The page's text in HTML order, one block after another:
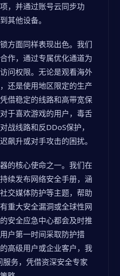
，并通过账号云同步功
其他设备。
方面同样表现出色。我们
作，通过专属优化通道为
问权限。无论是观看海外
还是使用地区限定的生产
借稳定的线路和高带宽保
于喜欢游戏的用户，毒舌
战线路和反DDoS保护，
飙升或对手攻击的困扰。
的核心使命之一。我们在
续发布网络安全手册，涵
交媒体防护等主题，帮助
重大安全漏洞或全球性网
安全应急中心都会及时推
户第一时间采取防护措
高级用户或企业客户，我
务，凭借资深安全专家